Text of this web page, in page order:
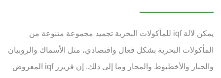
يمكن لآلة iqf للمأكولات البحرية تجميد مجموعة متنوعة من
المأكولات البحرية بشكل فعال واقتصادي، مثل الأسماك والروبيان
والحبار والأخطبوط والمحار وما إلى ذلك. إن فريزر iqf المعروض